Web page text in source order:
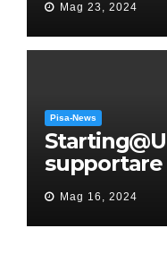
Mag 23, 2024
Pisa-News
supportare
all’ERC
Mag 16, 2024